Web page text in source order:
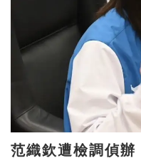
范織欽遭檢調偵